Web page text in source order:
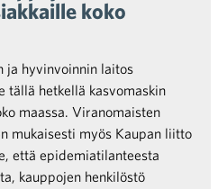
koko
ja hyvinvoinnin laitos
tällä hetkellä kasvomaskin
maassa. Viranomaisten
mukaisesti myös Kaupan liitto
että epidemiatilanteesta
kauppojen henkilöstö